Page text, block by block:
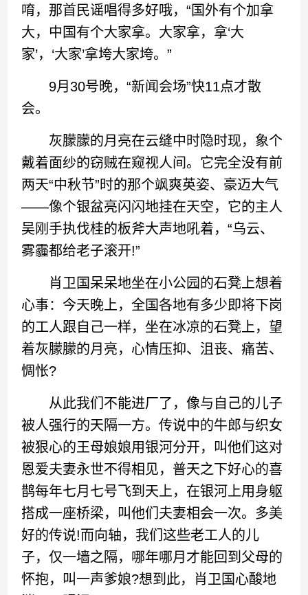
唷，那首民谣唱得多好哦，“国外有个加拿
大，中国有个大家拿。大家拿，拿‘大
家’，‘大家’拿垮大家垮。”
9月30号晚，“新闻会场”快11点才散
会。
灰朦朦的月亮在云缝中时隐时现，象个
戴着面纱的窃贼在窥视人间。它完全没有前
两天“中秋节”时的那个飒爽英姿、豪迈大气
——像个银盆亮闪闪地挂在天空，它的主人
吴刚手执伐桂的板斧大声地吼着，“乌云、
雾霾都给老子滚开!”
肖卫国呆呆地坐在小公园的石凳上想着
心事：今天晚上，全国各地有多少即将下岗
的工人跟自己一样，坐在冰凉的石凳上，望
着灰朦朦的月亮，心情压抑、沮丧、痛苦、
惆怅?
从此我们不能进厂了，像与自己的儿子
被人强行的天隔一方。传说中的牛郎与织女
被狠心的王母娘娘用银河分开，叫他们这对
恩爱夫妻永世不得相见，普天之下好心的喜
鹊每年七月七号飞到天上，在银河上用身躯
搭成一座桥梁，叫他们夫妻相会一次。多美
好的传说!而向轴，我们这些老工人的儿
子，仅一墙之隔，哪年哪月才能回到父母的
怀抱，叫一声爹娘?想到此，肖卫国心酸地